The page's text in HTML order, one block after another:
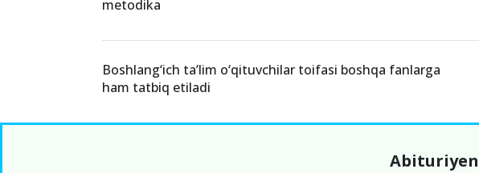
metodika
Boshlang‘ich ta’lim o‘qituvchilar toifasi boshqa fanlarga
ham tatbiq etiladi